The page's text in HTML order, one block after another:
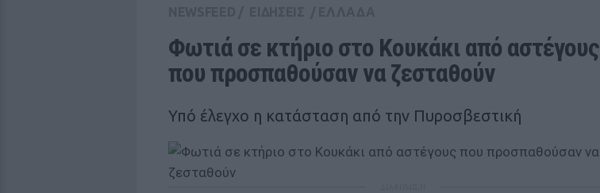
Φωτιά σε κτήριο στο Κουκάκι από αστέγους
που προσπαθούσαν να ζεσταθούν
Υπό έλεγχο η κατάσταση από την Πυροσβεστική